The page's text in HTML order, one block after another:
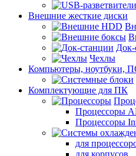
Внешние жесткие диски
Док-
Чехлы
Компьютеры, ноутбуки,
Комплектующие для ПК
Процессоры
Процессоры
для
для корпусов